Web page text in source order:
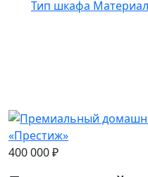
Тип шкафа Материал
400 000 ₽